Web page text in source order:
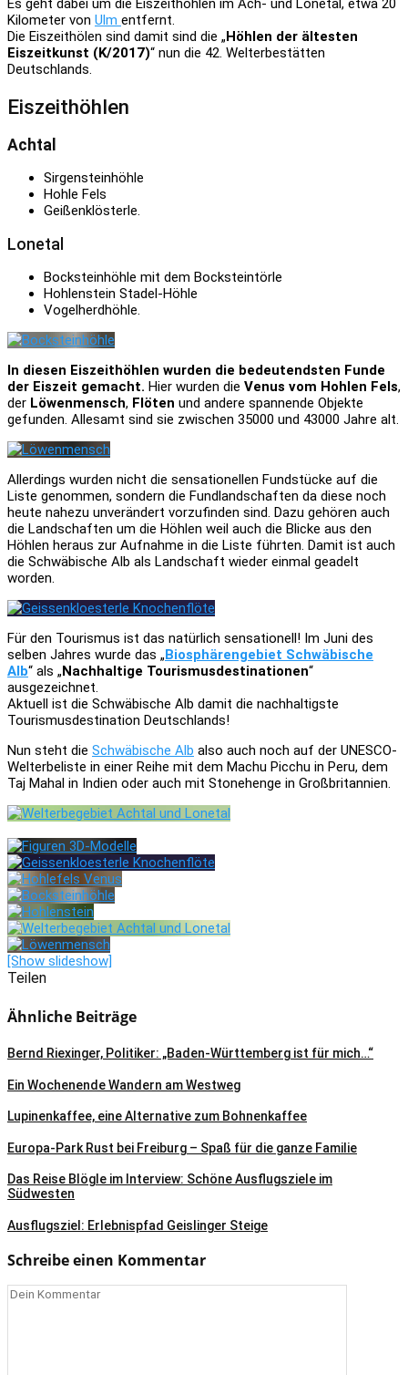
Es geht dabei um die Eiszeithöhlen im Ach- und Lonetal, etwa 20
Kilometer von Ulm entfernt.
Die Eiszeithölen sind damit sind die „ Höhlen der ältesten
Eiszeitkunst (K/2017)“ nun die 42. Welterbestätten
Deutschlands.
Eiszeithöhlen
Achtal
Sirgensteinhöhle
Hohle Fels
Geißenklösterle.
Lonetal
Bocksteinhöhle mit dem Bocksteintörle
Hohlenstein Stadel-Höhle
Vogelherdhöhle.
In diesen Eiszeithöhlen wurden die bedeutendsten Funde
der Eiszeit gemacht. Hier wurden die Venus vom Hohlen Fels,
der Löwenmensch, Flöten und andere spannende Objekte
gefunden. Allesamt sind sie zwischen 35000 und 43000 Jahre alt.
Allerdings wurden nicht die sensationellen Fundstücke auf die
Liste genommen, sondern die Fundlandschaften da diese noch
heute nahezu unverändert vorzufinden sind. Dazu gehören auch
die Landschaften um die Höhlen weil auch die Blicke aus den
Höhlen heraus zur Aufnahme in die Liste führten. Damit ist auch
die Schwäbische Alb als Landschaft wieder einmal geadelt
worden.
Für den Tourismus ist das natürlich sensationell! Im Juni des
selben Jahres wurde das „ Biosphärengebiet Schwäbische
Alb“ als „ Nachhaltige Tourismusdestinationen“
ausgezeichnet.
Aktuell ist die Schwäbische Alb damit die nachhaltigste
Tourismusdestination Deutschlands!
Nun steht die Schwäbische Alb also auch noch auf der UNESCO-
Welterbeliste in einer Reihe mit dem Machu Picchu in Peru, dem
Taj Mahal in Indien oder auch mit Stonehenge in Großbritannien.
[Show slideshow]
Teilen
Ähnliche Beiträge
Bernd Riexinger, Politiker: „Baden-Württemberg ist für mich…“
Ein Wochenende Wandern am Westweg
Lupinenkaffee, eine Alternative zum Bohnenkaffee
Europa-Park Rust bei Freiburg – Spaß für die ganze Familie
Das Reise Blögle im Interview: Schöne Ausflugsziele im
Südwesten
Ausflugsziel: Erlebnispfad Geislinger Steige
Schreibe einen Kommentar